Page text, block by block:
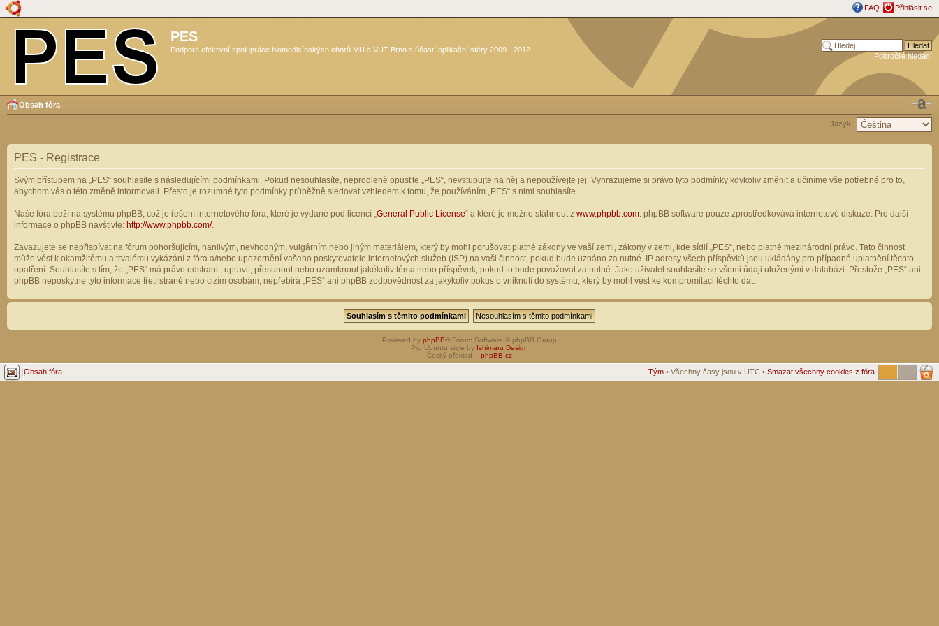
FAQ Přihlásit se
PES
Podpora efektivní spolupráce biomedicínských oborů MU a VUT Brno s účastí aplikační sféry 2009 - 2012
Pokročilé hledání
Obsah fóra
Jazyk:
PES - Registrace
Svým přístupem na „PES“ souhlasíte s následujícími podmínkami. Pokud nesouhlasíte, neprodleně opusťte „PES“, nevstupujte na něj a nepoužívejte jej. Vyhrazujeme si právo tyto podmínky kdykoliv změnit a učiníme vše potřebné pro to,
abychom vás o této změně informovali. Přesto je rozumné tyto podmínky průběžně sledovat vzhledem k tomu, že používáním „PES“ s nimi souhlasíte.
Naše fóra beží na systému phpBB, což je řešení internetového fóra, které je vydané pod licencí „ General Public License“ a které je možno stáhnout z www.phpbb.com . phpBB software pouze zprostředkovává internetové diskuze. Pro další
informace o phpBB navštivte: http://www.phpbb.com/.
Zavazujete se nepřispívat na fórum pohoršujícím, hanlivým, nevhodným, vulgárním nebo jiným materiálem, který by mohl porušovat platné zákony ve vaší zemi, zákony v zemi, kde sídlí „PES“, nebo platné mezinárodní právo. Tato činnost
může vést k okamžitému a trvalému vykázání z fóra a/nebo upozornění vašeho poskytovatele internetových služeb (ISP) na vaši činnost, pokud bude uznáno za nutné. IP adresy všech příspěvků jsou ukládány pro případné uplatnění těchto
opatření. Souhlasíte s tím, že „PES“ má právo odstranit, upravit, přesunout nebo uzamknout jakékoliv téma nebo příspěvek, pokud to bude považovat za nutné. Jako uživatel souhlasíte se všemi údaji uloženými v databázi. Přestože „PES“ ani
phpBB neposkytne tyto informace třetí straně nebo cizím osobám, nepřebírá „PES“ ani phpBB zodpovědnost za jakýkoliv pokus o vniknutí do systému, který by mohl vést ke kompromitaci těchto dat.
Powered by phpBB® Forum Software © phpBB Group
Pro Ubuntu style by Ishimaru Design
Český překlad – phpBB.cz
Obsah fóra Tým • Všechny časy jsou v UTC • Smazat všechny cookies z fóra